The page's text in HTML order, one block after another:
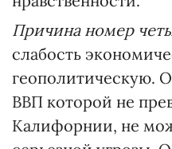
Причина номер
слабость
геополитическую.
ВВП которой не
Калифорнии, не